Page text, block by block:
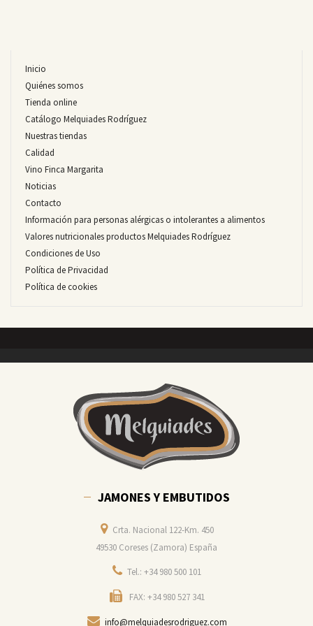
Inicio
Quiénes somos
Tienda online
Catálogo Melquiades Rodríguez
Nuestras tiendas
Calidad
Vino Finca Margarita
Noticias
Contacto
Información para personas alérgicas o intolerantes a alimentos
Valores nutricionales productos Melquiades Rodríguez
Condiciones de Uso
Política de Privacidad
Política de cookies
JAMONES Y EMBUTIDOS
Crta. Nacional 122-Km. 450
49530 Coreses (Zamora) España
Tel.: +34 980 500 101
FAX: +34 980 527 341
info@melquiadesrodriguez.com